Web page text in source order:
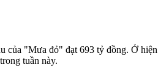
của "Mưa đỏ" đạt 693 tỷ đồng. Ở
tuần này.